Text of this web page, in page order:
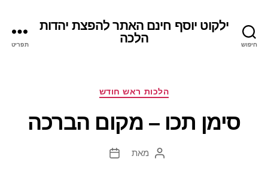
חיפוש
ילקוט יוסף חינם האתר להפצת יהדות
הלכה
תפריט
קטגוריות
הלכות ראש חודש
סימן תכו – מקום הברכה
המחבר
מאת
תאריך